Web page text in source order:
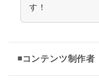
す！
◾️コンテンツ制作者